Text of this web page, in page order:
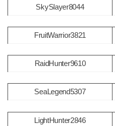
SkySlayer8044
FruitWarrior3821
RaidHunter9610
SeaLegend5307
LightHunter2846